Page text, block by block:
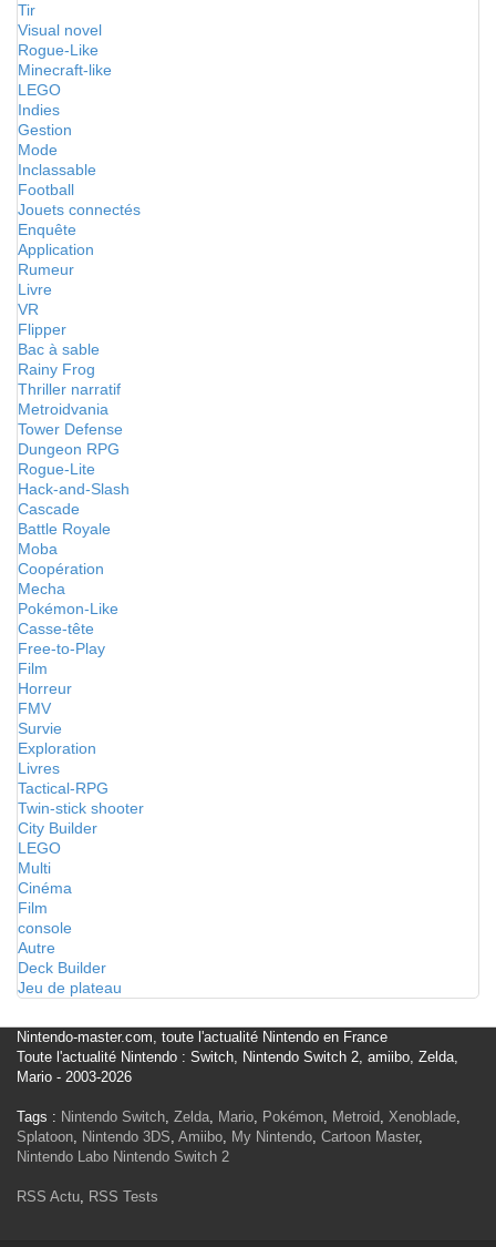
Tir
Visual novel
Rogue-Like
Minecraft-like
LEGO
Indies
Gestion
Mode
Inclassable
Football
Jouets connectés
Enquête
Application
Rumeur
Livre
VR
Flipper
Bac à sable
Rainy Frog
Thriller narratif
Metroidvania
Tower Defense
Dungeon RPG
Rogue-Lite
Hack-and-Slash
Cascade
Battle Royale
Moba
Coopération
Mecha
Pokémon-Like
Casse-tête
Free-to-Play
Film
Horreur
FMV
Survie
Exploration
Livres
Tactical-RPG
Twin-stick shooter
City Builder
LEGO
Multi
Cinéma
Film
console
Autre
Deck Builder
Jeu de plateau
Nintendo-master.com, toute l'actualité Nintendo en France
Toute l'actualité Nintendo : Switch, Nintendo Switch 2, amiibo, Zelda,
Mario - 2003-2026
Tags : Nintendo Switch, Zelda, Mario, Pokémon, Metroid, Xenoblade,
Splatoon, Nintendo 3DS, Amiibo, My Nintendo, Cartoon Master,
Nintendo Labo Nintendo Switch 2
RSS Actu, RSS Tests